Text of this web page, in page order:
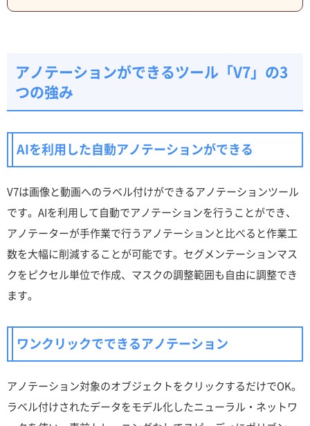
アノテーションができるツール「V7」の3
つの強み
AIを利用した自動アノテーションができる
V7は画像と動画へのラベル付けができるアノテーションツール
です。AIを利用して自動でアノテーションを行うことができ、
アノテーターが手作業で行うアノテーションと比べると作業工
数を大幅に削減することが可能です。セグメンテーションマス
クをピクセル単位で作成、マスクの調整範囲も自由に調整でき
ます。
ワンクリックでできるアノテーション
アノテーション対象のオブジェクトをクリックするだけでOK。
ラベル付けされたデータをモデル化したニューラル・ネットワ